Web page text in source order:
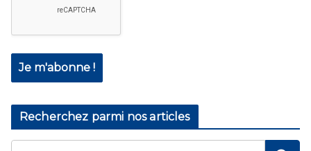
Recherchez parmi nos articles